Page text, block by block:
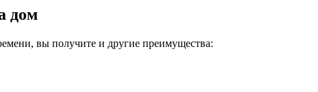
дом
вы получите и другие преимущества: